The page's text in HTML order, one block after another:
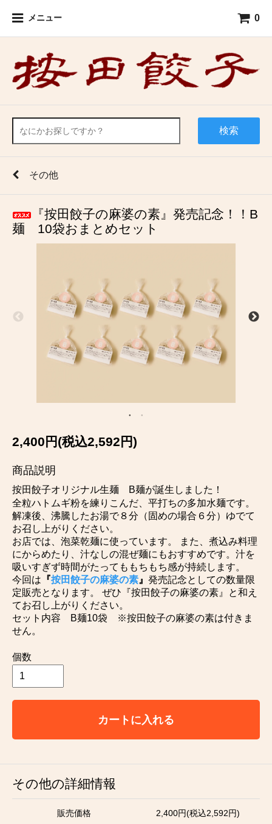
メニュー 0
検索
その他
『按田餃子の麻婆の素』発売記念！！B
麺 10袋おまとめセット
2,400円(税込2,592円)
商品説明
按田餃子オリジナル生麺 B麺が誕生しました！
全粒ハトムギ粉を練りこんだ、平打ちの多加水麺です。
解凍後、沸騰したお湯で８分（固めの場合６分）ゆでて
お召し上がりください。
お店では、泡菜乾麺に使っています。 また、煮込み料理
にからめたり、汁なしの混ぜ麺にもおすすめです。汁を
吸いすぎず時間がたってももちもち感が持続します。
今回は 『按田餃子の麻婆の素 』 発売記念としての数量限
定販売となります。 ぜひ『按田餃子の麻婆の素』と和え
てお召し上がりください。
セット内容 B麺10袋 ※按田餃子の麻婆の素は付きま
せん。
個数
カートに入れる
その他の詳細情報
販売価格 2,400円(税込2,592円)